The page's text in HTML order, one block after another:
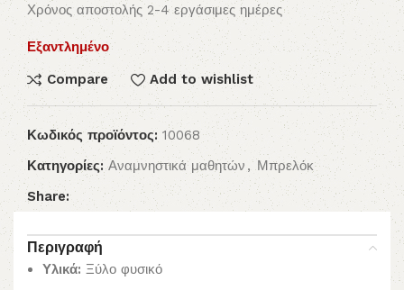
Χρόνος αποστολής 2-4 εργάσιμες ημέρες
Εξαντλημένο
Compare Add to wishlist
Κωδικός προϊόντος: 10068
Κατηγορίες: Αναμνηστικά μαθητών , Μπρελόκ
Share:
Περιγραφή
Υλικά: Ξύλο φυσικό